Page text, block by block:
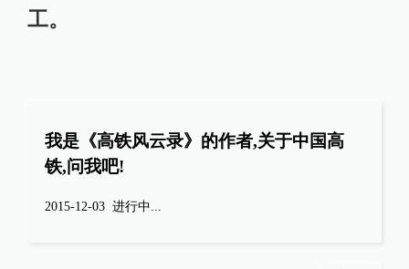
工。
我是《高铁风云录》的作者,关于中国高
铁,问我吧!
2015-12-03 进行中...